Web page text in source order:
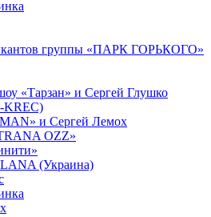
группы «ПАРК ГОРЬКОГО»
«Тарзан» и Сергей Глушко
и Сергей Лемох
OZZ»
(Украина)